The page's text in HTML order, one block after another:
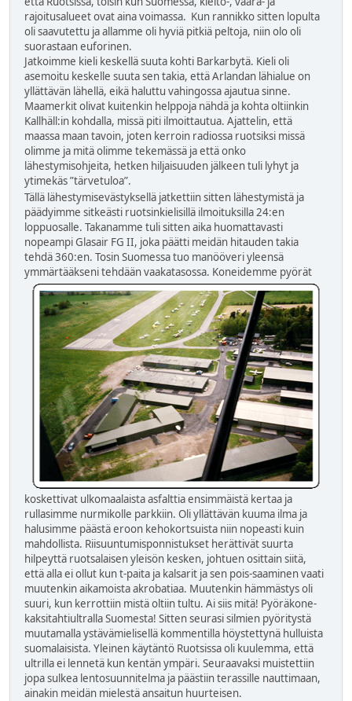
rajoitusalueet ovat aina voimassa. Kun rannikko sitten lopulta
oli saavutettu ja allamme oli hyviä pitkiä peltoja, niin olo oli
suorastaan euforinen.
Jatkoimme kieli keskellä suuta kohti Barkarbytä. Kieli oli
asemoitu keskelle suuta sen takia, että Arlandan lähialue on
yllättävän lähellä, eikä haluttu vahingossa ajautua sinne.
Maamerkit olivat kuitenkin helppoja nähdä ja kohta oltiinkin
Kallhäll:in kohdalla, missä piti ilmoittautua. Ajattelin, että
maassa maan tavoin, joten kerroin radiossa ruotsiksi missä
olimme ja mitä olimme tekemässä ja että onko
lähestymisohjeita, hetken hiljaisuuden jälkeen tuli lyhyt ja
ytimekäs ”tärvetuloa”.
Tällä lähestymisevästyksellä jatkettiin sitten lähestymistä ja
päädyimme sitkeästi ruotsinkielisillä ilmoituksilla 24:en
loppuosalle. Takanamme tuli sitten aika huomattavasti
nopeampi Glasair FG II, joka päätti meidän hitauden takia
tehdä 360:en. Tosin Suomessa tuo manööveri yleensä
ymmärtääkseni tehdään vaakatasossa. Koneidemme pyörät
koskettivat ulkomaalaista asfalttia ensimmäistä kertaa ja
rullasimme nurmikolle parkkiin. Oli yllättävän kuuma ilma ja
halusimme päästä eroon kehokortsuista niin nopeasti kuin
mahdollista. Riisuuntumisponnistukset herättivät suurta
hilpeyttä ruotsalaisen yleisön kesken, johtuen osittain siitä,
että alla ei ollut kun t-paita ja kalsarit ja sen pois-saaminen vaati
muutenkin aikamoista akrobatiaa. Muutenkin hämmästys oli
suuri, kun kerrottiin mistä oltiin tultu. Ai siis mitä! Pyöräkone-
kaksitahtiultralla Suomesta! Sitten seurasi silmien pyöritystä
muutamalla ystävämielisellä kommentilla höystettynä hulluista
suomalaisista. Yleinen käytäntö Ruotsissa oli kuulemma, että
ultrilla ei lennetä kun kentän ympäri. Seuraavaksi muistettiin
jopa sulkea lentosuunnitelma ja päästiin terassille nauttimaan,
ainakin meidän mielestä ansaitun huurteisen.